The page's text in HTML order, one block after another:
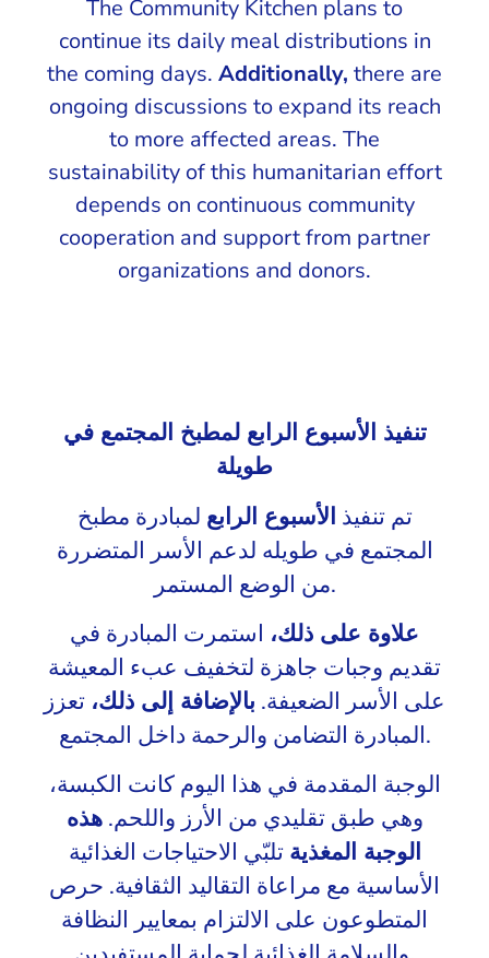
The Community Kitchen plans to
continue its daily meal distributions in
the coming days. Additionally, there are
ongoing discussions to expand its reach
to more affected areas. The
sustainability of this humanitarian effort
depends on continuous community
cooperation and support from partner
organizations and donors.
تنفيذ الأسبوع الرابع لمطبخ المجتمع في
طويلة
تم تنفيذ الأسبوع الرابع لمبادرة مطبخ
المجتمع في طويله لدعم الأسر المتضررة
من الوضع المستمر.
علاوة على ذلك، استمرت المبادرة في
تقديم وجبات جاهزة لتخفيف عبء المعيشة
على الأسر الضعيفة. بالإضافة إلى ذلك، تعزز
المبادرة التضامن والرحمة داخل المجتمع.
الوجبة المقدمة في هذا اليوم كانت الكبسة،
وهي طبق تقليدي من الأرز واللحم.هذه
الوجبة المغذية تلبّي الاحتياجات الغذائية
الأساسية مع مراعاة التقاليد الثقافية. حرص
المتطوعون على الالتزام بمعايير النظافة